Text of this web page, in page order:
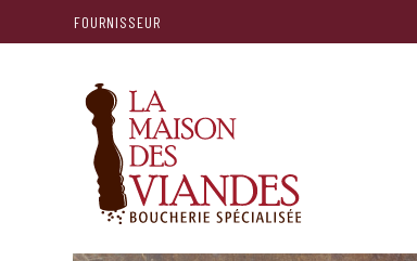
FOURNISSEUR